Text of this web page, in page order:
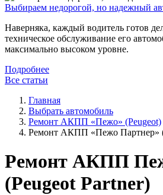
Выбираем недорогой, но надежный
Наверняка, каждый водитель готов
техническое обслуживание его
максимально высоком уровне.
Подробнее
Все статьи
Главная
Выбрать автомобиль
Ремонт АКПП «Пежо» (Peugeot)
Ремонт АКПП «Пежо Партнер»
Ремонт АКПП
(Peugeot Partner)